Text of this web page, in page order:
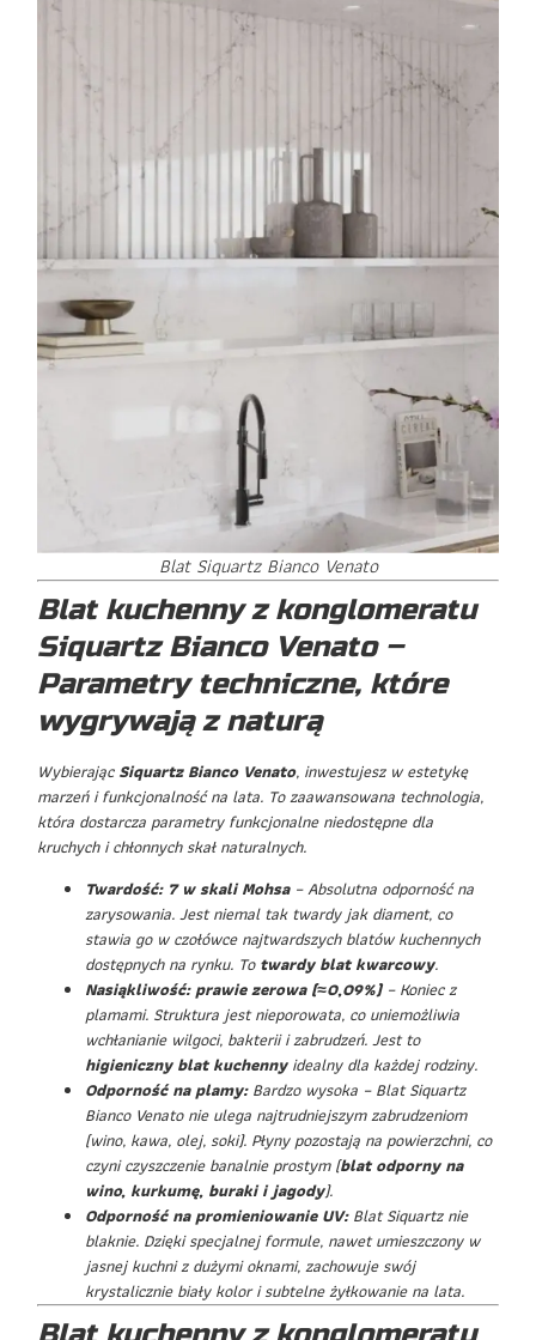
Blat Siquartz Bianco Venato
Blat kuchenny z konglomeratu
Siquartz Bianco Venato –
Parametry techniczne, które
wygrywają z naturą
WybierającSiquartz Bianco Venato, inwestujesz w estetykę
marzeń i funkcjonalność na lata. To zaawansowana technologia,
która dostarcza parametry funkcjonalne niedostępne dla
kruchych i chłonnych skał naturalnych.
Twardość: 7 w skali Mohsa– Absolutna odporność na
zarysowania. Jest niemal tak twardy jak diament, co
stawia go w czołówce najtwardszych blatów kuchennych
dostępnych na rynku. Totwardy blat kwarcowy.
Nasiąkliwość: prawie zerowa (≈0,09%)– Koniec z
plamami. Struktura jest nieporowata, co uniemożliwia
wchłanianie wilgoci, bakterii i zabrudzeń. Jest to
higieniczny blat kuchennyidealny dla każdej rodziny.
Odporność na plamy:Bardzo wysoka – Blat Siquartz
Bianco Venato nie ulega najtrudniejszym zabrudzeniom
(wino, kawa, olej, soki). Płyny pozostają na powierzchni, co
czyni czyszczenie banalnie prostym (blat odporny na
wino, kurkumę, buraki i jagody).
Odporność na promieniowanie UV:Blat Siquartz nie
blaknie. Dzięki specjalnej formule, nawet umieszczony w
jasnej kuchni z dużymi oknami, zachowuje swój
krystalicznie biały kolor i subtelne żyłkowanie na lata.